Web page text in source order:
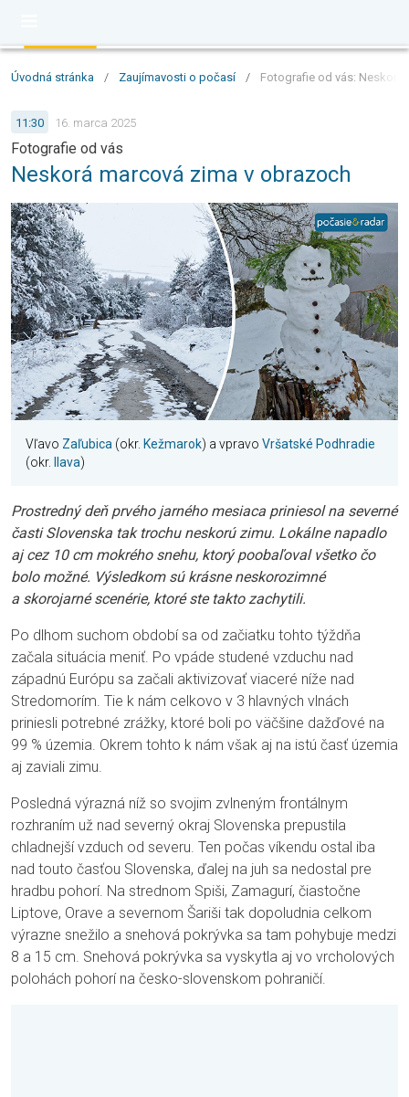
Úvodná stránka / Zaujímavosti o počasí / Fotografie od vás: Neskorá
11:30 16. marca 2025
Fotografie od vás
Neskorá marcová zima v obrazoch
Vľavo Zaľubica (okr. Kežmarok) a vpravo Vršatské Podhradie
(okr.
Ilava)
Prostredný deň prvého jarného mesiaca priniesol na severné
časti Slovenska tak trochu neskorú zimu. Lokálne napadlo
aj cez 10 cm mokrého snehu, ktorý poobaľoval všetko čo
bolo možné. Výsledkom sú krásne neskorozimné
a skorojarné scenérie, ktoré ste takto zachytili.
Po dlhom suchom období sa od začiatku tohto týždňa
začala situácia meniť. Po vpáde studené vzduchu nad
západnú Európu sa začali aktivizovať viaceré níže nad
Stredomorím. Tie k nám celkovo v 3 hlavných vlnách
priniesli potrebné zrážky, ktoré boli po väčšine dažďové na
99 % územia. Okrem tohto k nám však aj na istú časť územia
aj zaviali zimu.
Posledná výrazná níž so svojim zvlneným frontálnym
rozhraním už nad severný okraj Slovenska prepustila
chladnejší vzduch od severu. Ten počas víkendu ostal iba
nad touto časťou Slovenska, ďalej na juh sa nedostal pre
hradbu pohorí. Na strednom Spiši, Zamagurí, čiastočne
Liptove, Orave a severnom Šariši tak dopoludnia celkom
výrazne snežilo a snehová pokrývka sa tam pohybuje medzi
8 a 15 cm. Snehová pokrývka sa vyskytla aj vo vrcholových
polohách pohorí na česko-slovenskom pohraničí.